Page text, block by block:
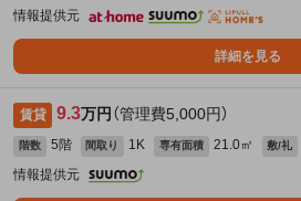
情報提供元
詳細を見る
賃貸 9.3万円 （管理費5,000円）
階数 5階 間取り 1K 専有面積 21.0㎡ 敷/礼
情報提供元